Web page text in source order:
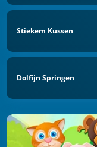
Stiekem Kussen
Dolfijn Springen